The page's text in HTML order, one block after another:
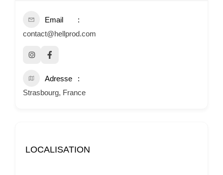
Email
contact@hellprod.com
Adresse
Strasbourg, France
LOCALISATION